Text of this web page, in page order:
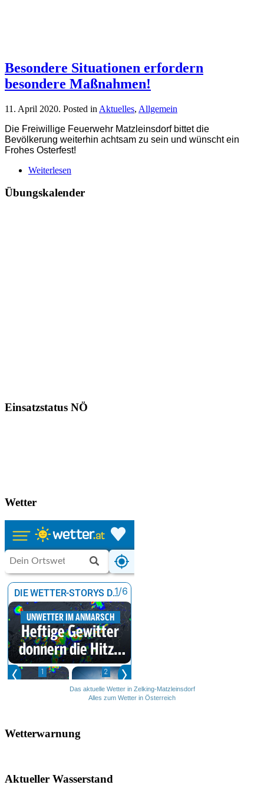
Besondere Situationen erfordern
besondere Maßnahmen!
11. April 2020. Posted in Aktuelles, Allgemein
Die Freiwillige Feuerwehr Matzleinsdorf bittet die
Bevölkerung weiterhin achtsam zu sein und wünscht ein
Frohes Osterfest!
Weiterlesen
Übungskalender
Einsatzstatus NÖ
Wetter
Das aktuelle Wetter in Zelking-Matzleinsdorf
Alles zum Wetter in Österreich
Wetterwarnung
Aktueller Wasserstand